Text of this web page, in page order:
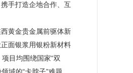
手打造企地合作、互
黄金贵金属前驱体新
面银浆用银粉新材料
目均围绕国家“双